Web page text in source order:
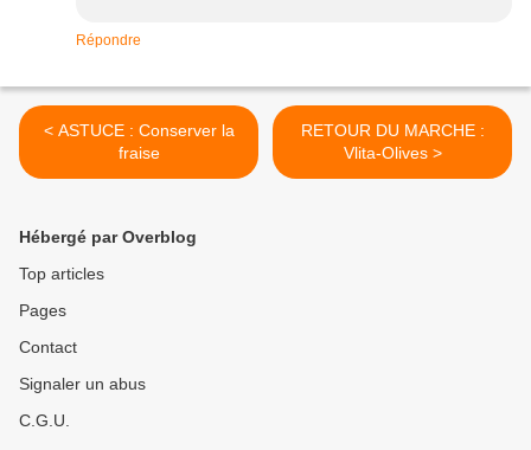
Répondre
< ASTUCE : Conserver la
fraise
RETOUR DU MARCHE :
Vlita-Olives >
Hébergé par Overblog
Top articles
Pages
Contact
Signaler un abus
C.G.U.